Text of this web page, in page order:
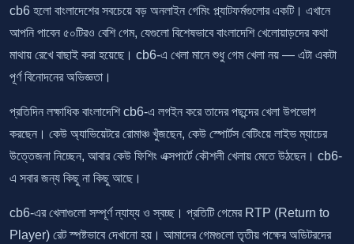
cb6 হলো বাংলাদেশের সবচেয়ে বড় অনলাইন গেমিং প্ল্যাটফর্মগুলোর একটি। এখানে
আপনি পাবেন ৫০টিরও বেশি গেম, যেগুলো বিশেষভাবে বাংলাদেশি খেলোয়াড়দের কথা
মাথায় রেখে বাছাই করা হয়েছে। cb6-এ খেলা মানে শুধু গেম খেলা নয় — এটা একটা
পূর্ণ বিনোদনের অভিজ্ঞতা।
প্রতিদিন লক্ষাধিক বাংলাদেশি cb6-এ লগইন করে তাদের পছন্দের খেলা উপভোগ
করছেন। কেউ অ্যাভিয়েটরে রোমাঞ্চ খুঁজছেন, কেউ স্পোর্টস বেটিংয়ে লাইভ ম্যাচের
উত্তেজনা নিচ্ছেন, আবার কেউ ফিশিং এক্সপার্টে কৌশলী খেলায় মেতে উঠছেন। cb6-
এ সবার জন্য কিছু না কিছু আছে।
cb6-এর খেলাগুলো সম্পূর্ণ ন্যায্য ও স্বচ্ছ। প্রতিটি গেমের RTP (Return to
Player) রেট স্পষ্টভাবে দেখানো হয়। আমাদের গেমগুলো তৃতীয় পক্ষের অডিটরদের